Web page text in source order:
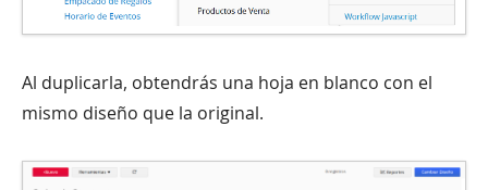
Al duplicarla, obtendrás una hoja en blanco con el
mismo diseño que la original.